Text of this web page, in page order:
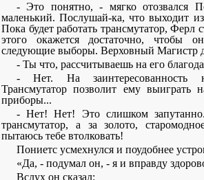
- Это понятно, - мягко отозвался
маленький. Послушай-ка, что выходит
Пока будет работать трансмутатор, Ферл
этого окажется достаточно, чтобы
следующие выборы. Верховный Магистр
- Ты что, рассчитываешь на его
- Нет. На заинтересованность
Трансмутатор позволит ему выиграть
приборы...
- Нет! Нет! Это слишком
трансмутатор, а за золото,
пытаюсь тебе втолковать!
Пониетс усмехнулся и поудобнее
«Да, - подумал он, - я и вправду
Вслух он сказал: